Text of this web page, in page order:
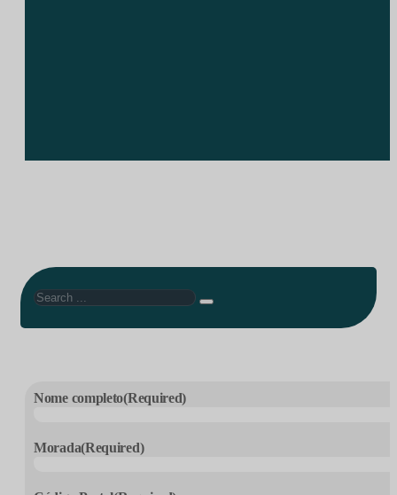
Search
Nome completo(Required)
Morada(Required)